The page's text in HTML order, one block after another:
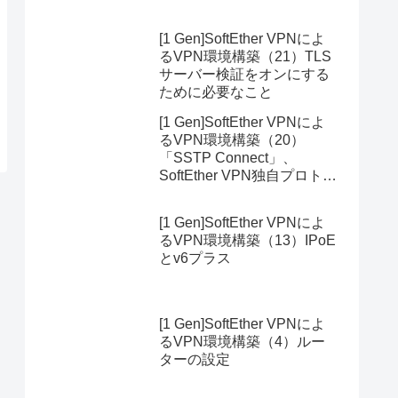
[1 Gen]SoftEther VPNによ
るVPN環境構築（21）TLS
サーバー検証をオンにする
ために必要なこと
[1 Gen]SoftEther VPNによ
るVPN環境構築（20）
「SSTP Connect」、
SoftEther VPN独自プロトコ
[1 Gen]SoftEther VPNによ
るVPN環境構築（13）IPoE
とv6プラス
[1 Gen]SoftEther VPNによ
るVPN環境構築（4）ルー
ターの設定